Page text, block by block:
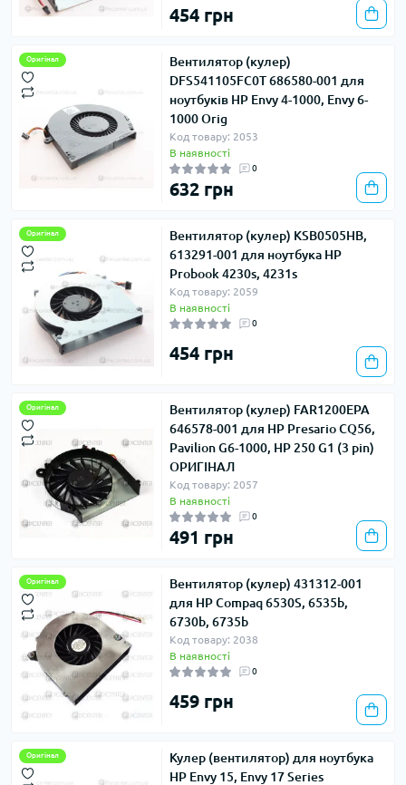
454 грн
Оригінал
Вентилятор (кулер)
DFS541105FC0T 686580-001 для
ноутбуків HP Envy 4-1000, Envy 6-
1000 Orig
Код товару: 2053
В наявності
0
632 грн
Оригінал
Вентилятор (кулер) KSB0505HB,
613291-001 для ноутбука HP
Probook 4230s, 4231s
Код товару: 2059
В наявності
0
454 грн
Оригінал
Вентилятор (кулер) FAR1200EPA
646578-001 для HP Presario CQ56,
Pavilion G6-1000, HP 250 G1 (3 pin)
ОРИГІНАЛ
Код товару: 2057
В наявності
0
491 грн
Оригінал
Вентилятор (кулер) 431312-001
для HP Compaq 6530S, 6535b,
6730b, 6735b
Код товару: 2038
В наявності
0
459 грн
Оригінал
Кулер (вентилятор) для ноутбука
HP Envy 15, Envy 17 Series